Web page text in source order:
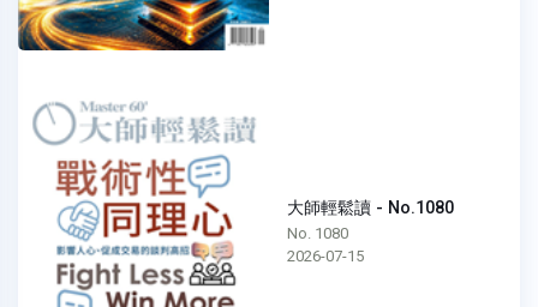
大師輕鬆讀 - No.1080
No. 1080
2026-07-15